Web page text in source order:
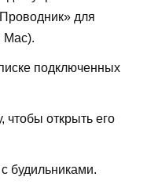
для
подключенных
открыть его
будильниками.